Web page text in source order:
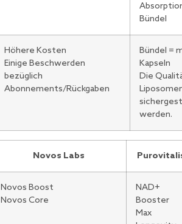
Bündel
Höhere Kosten
Einige Beschwerden
bezüglich
Abonnements/Rückgaben
Bündel =
Kapseln
Die
werden.
Novos Labs
Novos Boost
Novos Core
NAD+
Booster
Max